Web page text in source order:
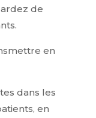
de
en
dans les
en